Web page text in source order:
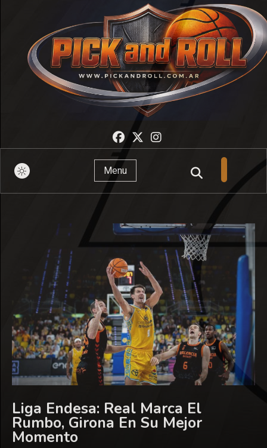
Pick And Roll
Menu
Liga Endesa: Real Marca El
Rumbo, Girona En Su Mejor
Momento